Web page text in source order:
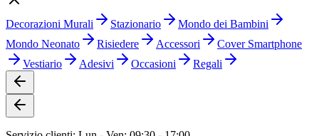
Decorazioni Murali Stazionario
Mondo dei Bambini
Mondo Neonato
Risiedere Accessori
Cover Smartphone
Vestiario
Adesivi Occasioni Regali